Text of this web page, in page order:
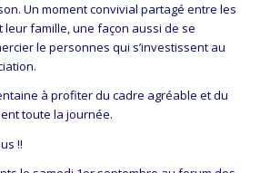
Un moment convivial partagé entre les
leur famille, une façon aussi de se
le personnes qui s’investissent au
à profiter du cadre agréable et du
toute la journée.
!!